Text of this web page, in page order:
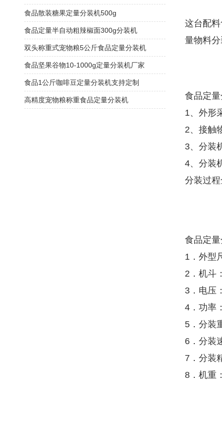
这台配
量物料
食品定
1、外形
2、接触
3、分装
4、分装
分装过
食品定
1．外型
2．机斗
3．电压
4．功率
5．分装
6．分装
7．分装
8．机重
食品散装糖果定量分装机500g
食品定量半自动粗辣椒面300g分装机
双头称重式宠物粮5公斤食品定量分装机
食品坚果谷物10-1000g定量分装机厂家
食品1公斤咖啡豆定量分装机支持定制
高精度宠物粮称重食品定量分装机